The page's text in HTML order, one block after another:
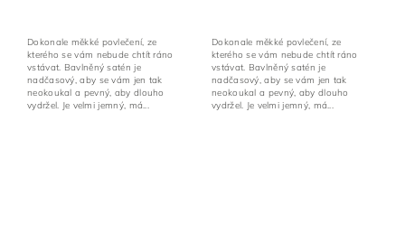
Dokonale měkké povlečení, ze
kterého se vám nebude chtít ráno
vstávat. Bavlněný satén je
nadčasový, aby se vám jen tak
neokoukal a pevný, aby dlouho
vydržel. Je velmi jemný, má...
Dokonale měkké povlečení, ze
kterého se vám nebude chtít ráno
vstávat. Bavlněný satén je
nadčasový, aby se vám jen tak
neokoukal a pevný, aby dlouho
vydržel. Je velmi jemný, má...